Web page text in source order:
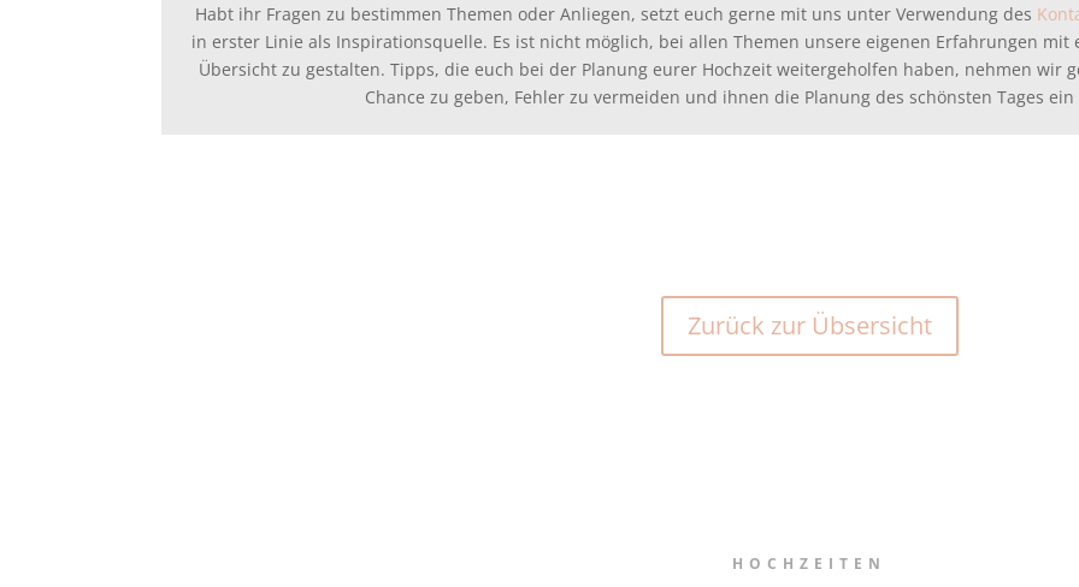
Habt ihr Fragen zu bestimmen Themen oder Anliegen, setzt euch gerne mit uns unter Verwendung des
in erster Linie als Inspirationsquelle. Es ist nicht möglich, bei allen Themen unsere eigenen Erfahrungen
Übersicht zu gestalten. Tipps, die euch bei der Planung eurer Hochzeit weitergeholfen haben, nehmen wir
Chance zu geben, Fehler zu vermeiden und ihnen die Planung des schönsten Tages
Zurück zur Übsersicht
HOCHZEITEN